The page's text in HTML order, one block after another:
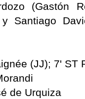
(Gastón
Santiago
(JJ); 7' ST
de Urquiza